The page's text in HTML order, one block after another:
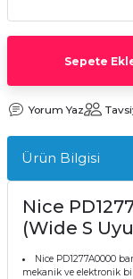
Sepete
Yorum Yaz
Ürün Bilgisi
Nice
(Wide S
Nice PD1277A0000
mekanik ve elektronik